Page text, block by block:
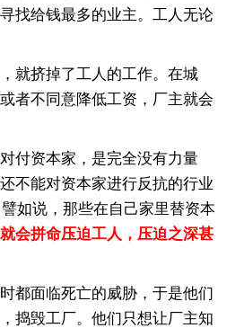
找给钱最多的业主。工人无论
就挤掉了工人的工作。在城
者不同意降低工资，厂主就会
付资本家，是完全没有力量
不能对资本家进行反抗的行业
如说，那些在自己家里替资本
会拼命压迫工人，压迫之深甚
都面临死亡的威胁，于是他们
捣毁工厂。他们只想让厂主知